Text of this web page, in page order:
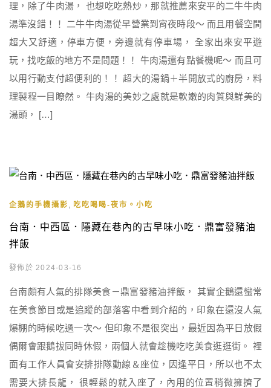
理，除了牛肉湯， 也想吃吃熱炒，那就推薦來安平的二牛牛肉
湯準沒錯！！ 二牛牛肉湯從早營業到宵夜時段～ 而且用餐空間
超大又舒適，停車方便，旁邊就有停車場， 全家出來安平遊
玩，找吃飯的地方不是問題！！ 牛肉湯還有點餐機呢～ 而且可
以用行動支付超便利的！！ 超大的湯鍋＋半開放式的廚房，料
理製程一目瞭然。 牛肉湯的美妙之處就是軟嫩的肉質與鮮美的
湯頭， […]
企鵝的手機攝影 吃吃喝喝-夜市。小吃
台南．中西區．隱藏在巷內的古早味小吃．鼎富發豬油
拌飯
發佈於 2024-03-16
台南頗有人氣的排隊美食－鼎富發豬油拌飯， 其實企鵝還蠻常
在美食節目或是追蹤的部落客中看到介紹的，印象在還沒人氣
爆棚的時候吃過一次～ 但印象不是很突出，最近因為平日放假
偶爾會跟鵝拔同時休假，兩個人就會趁機吃吃美食逛逛街。 裡
面有工作人員會安排排隊動線＆座位，因逢平日，所以也不太
需要大排長龍， 很輕鬆的就入座了，內用的位置稍微擁擠了